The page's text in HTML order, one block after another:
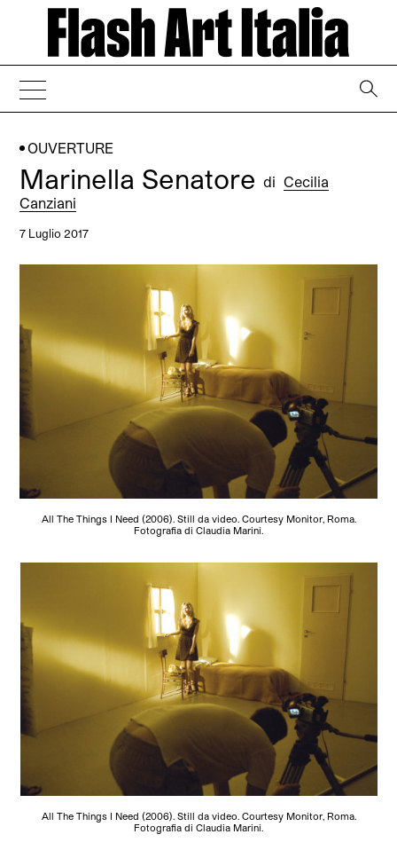
OUVERTURE
Marinella Senatoredi Cecilia
Canziani
7 Luglio 2017
All The Things I Need (2006). Still da video. Courtesy Monitor, Roma.
Fotografia di Claudia Marini.
All The Things I Need (2006). Still da video. Courtesy Monitor, Roma.
Fotografia di Claudia Marini.